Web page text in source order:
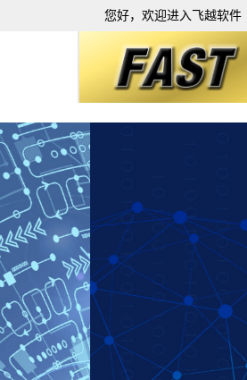
您好，欢迎进入飞越软件